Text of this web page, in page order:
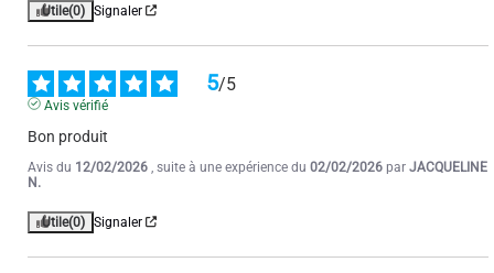
Utile(0) Signaler
5/5
Avis vérifié
Bon produit
Avis du 12/02/2026 , suite à une expérience du 02/02/2026 par JACQUELINE
N.
Utile(0) Signaler